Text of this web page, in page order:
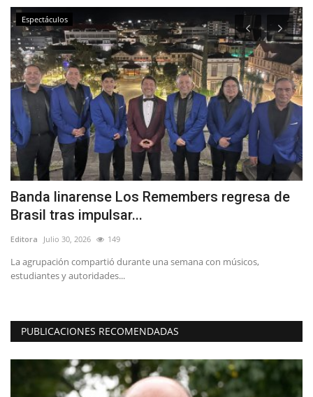
Espectáculos
Banda linarense Los Remembers regresa de
Brasil tras impulsar...
Editora Julio 30, 2026 149
La agrupación compartió durante una semana con músicos,
estudiantes y autoridades...
PUBLICACIONES RECOMENDADAS